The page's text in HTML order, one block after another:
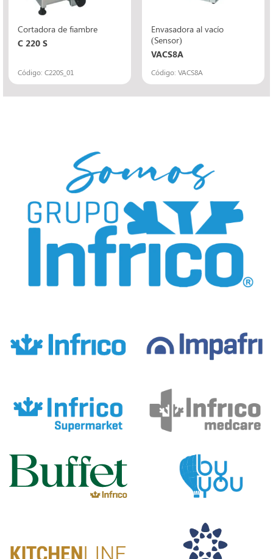
Cortadora de fiambre
C 220 S
Código: C220S_01
Envasadora al vacío
(Sensor)
VACS8A
Código: VACS8A